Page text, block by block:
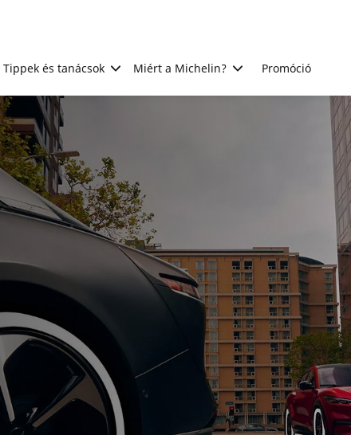
Tippek és tanácsok Miért a Michelin? Promóció